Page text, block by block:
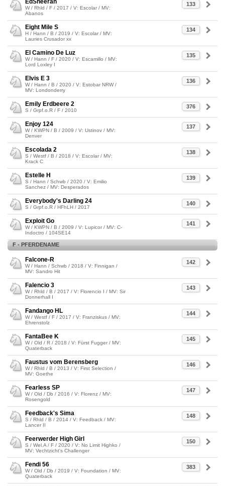
133
EdSheeran
W / Rhld / F / 2017 / V: Escolar / MV:
Abanos
134
Eight Mile S
H / Hann / B / 2019 / V: Escolar / MV:
Lauries Crusador xx
135
El Camino De Luz
W / Hann / F / 2020 / V: Escamillo / MV:
Lord Loxley I
136
Elvis E 3
W / Hann / B / 2020 / V: Estobar NRW /
MV: Londonderry
376
Emily Erdbeere 2
S / Grpf.o.R / F / 2010
137
Enjoy 124
W / KWPN / B / 2009 / V: Ustinov / MV:
Denver
138
Escolada 2
S / Westf / B / 2018 / V: Escolar / MV:
Krack C
139
Estelle H
S / Hann / Schwb / 2020 / V: Emilio
Sanchez / MV: Desperados
140
Everybody's Darling 24
S / Grpf.o.R / HFhLH / 2017
141
Exploit Go
W / KWPN / B / 2009 / V: Lupicor / MV: C-
Indoctro / 104SE14
F - PFERDENAME
142
Falcone-R
W / Hann / Schwb / 2018 / V: Finnigan /
MV: Sandro Hit
143
Falencio 3
W / Rhld / B / 2017 / V: Florencio I / MV: Sir
Donnerhall I
144
Fandango HL
W / Westf / F / 2017 / V: Franziskus / MV:
Ehrenstolz
145
FantaBee K
W / Old / R / 2018 / V: Fürst Fugger / MV:
Quaterback
146
Faustus vom Berensberg
W / Rhld / B / 2013 / V: First Selection /
MV: Goethe
147
Fearless SP
W / Old / Db / 2016 / V: Florenz / MV:
Rosengold
148
Feedback's Sima
S / Rhld / B / 2014 / V: Feedback / MV:
Lancer II
150
Feerwerder High Girl
S / Wel.A / F / 2020 / V: No Limit Highko /
MV: Vechtzicht's Challenger
383
Fendi 56
W / Old / Db / 2019 / V: Foundation / MV:
Quaterback